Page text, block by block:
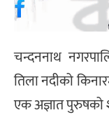
चन्दननाथ
तिला नदीको
एक अज्ञात